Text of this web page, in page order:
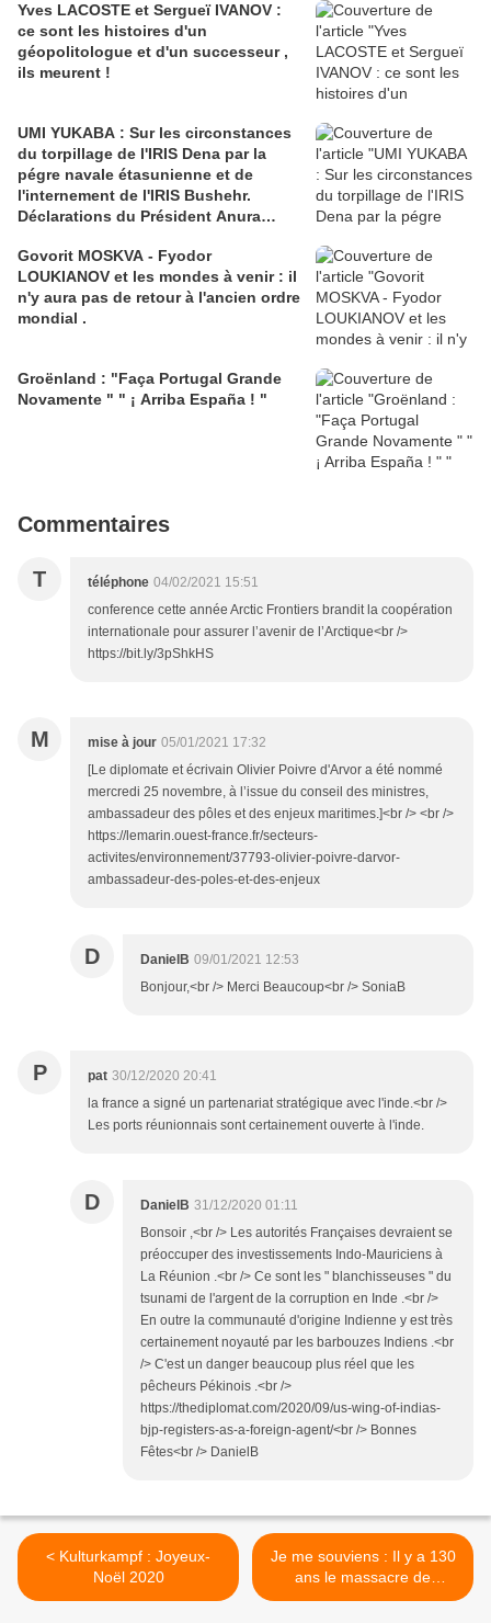
Yves LACOSTE et Sergueï IVANOV :
ce sont les histoires d'un
géopolitologue et d'un successeur ,
ils meurent !
UMI YUKABA : Sur les circonstances
du torpillage de l'IRIS Dena par la
pégre navale étasunienne et de
l'internement de l'IRIS Bushehr.
Déclarations du Président Anura
Govorit MOSKVA - Fyodor
LOUKIANOV et les mondes à venir : il
n'y aura pas de retour à l'ancien ordre
mondial .
Groënland : "Faça Portugal Grande
Novamente " " ¡ Arriba España ! "
Commentaires
T téléphone 04/02/2021 15:51
conference cette année Arctic Frontiers brandit la coopération
internationale pour assurer l’avenir de l’Arctique<br />
https://bit.ly/3pShkHS
M mise à jour 05/01/2021 17:32
[Le diplomate et écrivain Olivier Poivre d'Arvor a été nommé
mercredi 25 novembre, à l’issue du conseil des ministres,
ambassadeur des pôles et des enjeux maritimes.]<br /> <br />
https://lemarin.ouest-france.fr/secteurs-
activites/environnement/37793-olivier-poivre-darvor-
ambassadeur-des-poles-et-des-enjeux
D DanielB 09/01/2021 12:53
Bonjour,<br /> Merci Beaucoup<br /> SoniaB
P pat 30/12/2020 20:41
la france a signé un partenariat stratégique avec l'inde.<br />
Les ports réunionnais sont certainement ouverte à l'inde.
D DanielB 31/12/2020 01:11
Bonsoir ,<br /> Les autorités Françaises devraient se
préoccuper des investissements Indo-Mauriciens à
La Réunion .<br /> Ce sont les " blanchisseuses " du
tsunami de l'argent de la corruption en Inde .<br />
En outre la communauté d'origine Indienne y est très
certainement noyauté par les barbouzes Indiens .<br
/> C'est un danger beaucoup plus réel que les
pêcheurs Pékinois .<br />
https://thediplomat.com/2020/09/us-wing-of-indias-
bjp-registers-as-a-foreign-agent/<br /> Bonnes
Fêtes<br /> DanielB
< Kulturkampf : Joyeux-
Noël 2020
Je me souviens : Il y a 130
ans le massacre de
Wounded-Knee . >